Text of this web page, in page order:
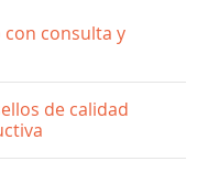
con consulta y
de calidad